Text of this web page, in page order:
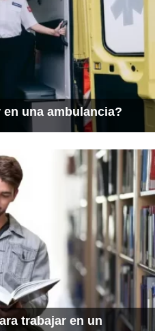
una ambulancia?
trabajar en un